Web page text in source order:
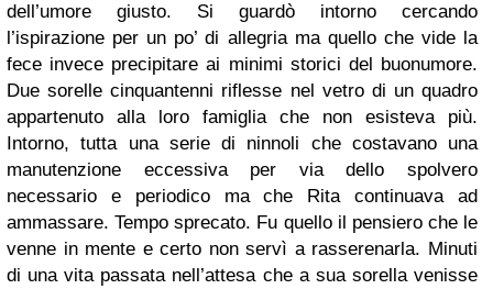
dell’umore giusto. Si guardò intorno cercando
l’ispirazione per un po’ di allegria ma quello che vide la
fece invece precipitare ai minimi storici del buonumore.
Due sorelle cinquantenni riflesse nel vetro di un quadro
appartenuto alla loro famiglia che non esisteva più.
Intorno, tutta una serie di ninnoli che costavano una
manutenzione eccessiva per via dello spolvero
necessario e periodico ma che Rita continuava ad
ammassare. Tempo sprecato. Fu quello il pensiero che le
venne in mente e certo non servì a rasserenarla. Minuti
di una vita passata nell’attesa che a sua sorella venisse